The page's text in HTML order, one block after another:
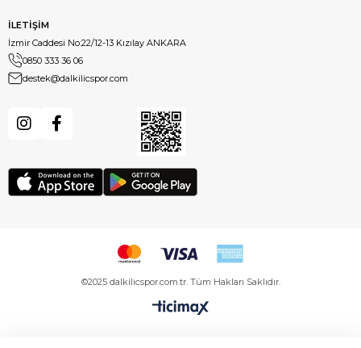
İLETİŞİM
İzmir Caddesi No:22/12-13 Kızılay ANKARA
0850 333 36 06
destek@dalkilicspor.com
©2025 dalkilicspor.com.tr. Tüm Hakları Saklıdır.